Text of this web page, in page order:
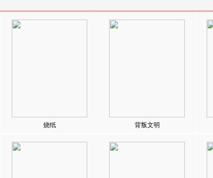
烧纸 背叛文明